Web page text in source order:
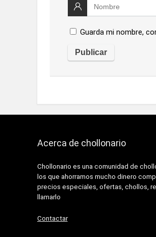
Guarda mi nombre,
Acerca de chollonario
Chollonario es una comunidad de
los que ahorramos mucho dinero
precios especiales, ofertas, chollos,
llamarlo
Contactar